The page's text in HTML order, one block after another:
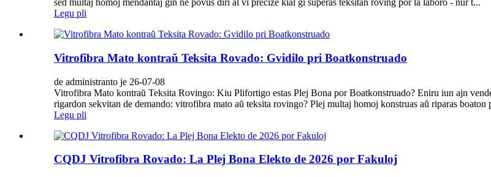
sed multaj homoj mendantaj ĝin ne povus diri al vi precize kial ĝi superas teksitan roving por la laboro - nur t...
Legu pli
Vitrofibra Mato kontraŭ Teksita Rovado: Gvidilo pri Boatkonstruado
de administranto je 26-07-08
Vitrofibra Mato kontraŭ Teksita Rovingo: Kiu Plifortigo estas Plej Bona por Boatkonstruado? Eniru iun ajn
rigardon sekvitan de demando: vitrofibra mato aŭ teksita rovingo? Plej multaj homoj konstruas aŭ riparas boaton
Legu pli
CQDJ Vitrofibra Rovado: La Plej Bona Elekto de 2026 por Fakuloj